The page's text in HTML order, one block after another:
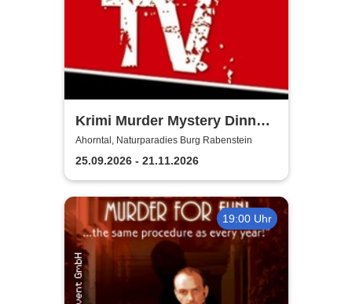
Krimi Murder Mystery Dinner
- Kripo TV
Ahorntal, Naturparadies Burg Rabenstein
25.09.2026 - 21.11.2026
19:00 Uhr